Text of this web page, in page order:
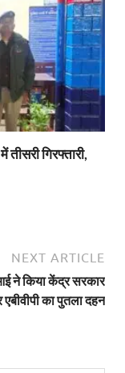
गिरफ्तारी,
NEXT ARTICLE
ने किया केंद्र सरकार
का पुतला दहन